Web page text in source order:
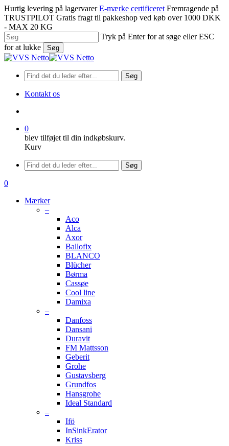
Spring
til
hovedindhold
Hurtig levering på lagervarer E-mærke certificeret Fremragende på
TRUSTPILOT Gratis fragt til pakkeshop ved køb over 1000 DKK
- MAX 20 KG
Tryk på Enter for at søge eller ESC
for at lukke
Søg
Luk
Søg
Kontakt os
0
blev tilføjet til din indkøbskurv.
Kurv
Menu
Søg
søge
0
Mærker
–
Aco
Alca
Axor
Ballofix
BLANCO
Blücher
Børma
Cassøe
Cool line
Damixa
–
Danfoss
Dansani
Duravit
FM Mattsson
Geberit
Grohe
Gustavsberg
Grundfos
Hansgrohe
Ideal Standard
–
Ifö
InSinkErator
Kriss